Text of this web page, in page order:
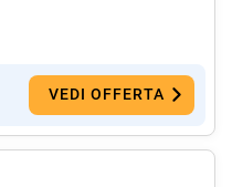
VEDI OFFERTA